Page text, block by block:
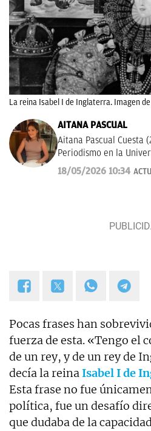
La reina Isabel I de Inglaterra. Imagen
AITANA PASCUAL
Aitana Pascual Cuesta
Periodismo en la
de Madrid desde el
por su gran vocación
los sucesos de forma
18/05/2026 10:34
Pocas frases han
fuerza de esta. «Tengo el
de un rey, y de un rey de
decía la reinaIsabel I de
Esta frase no fue
política, fue un desafío
que dudaba de la